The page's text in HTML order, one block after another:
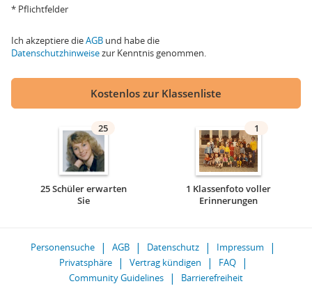
* Pflichtfelder
Ich akzeptiere dieAGB und habe die
Datenschutzhinweisezur Kenntnis genommen.
Kostenlos zur Klassenliste
25
25 Schüler erwarten
Sie
1
1 Klassenfoto voller
Erinnerungen
Personensuche AGB Datenschutz
Impressum
Privatsphäre
Vertrag kündigen
FAQ
Community Guidelines
Barrierefreiheit